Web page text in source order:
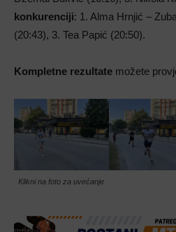
konkurenciji: 1. Alma Hrnjić –
(20:43), 3. Tea Papić (20:50).
Kompletne rezultate možete
Klikni na foto za uvećanje